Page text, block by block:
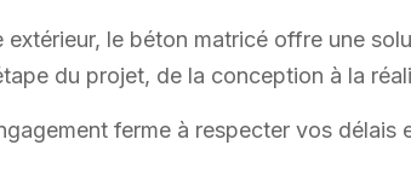
le béton matricé offre une
du projet, de la conception à la
ferme à respecter vos délais